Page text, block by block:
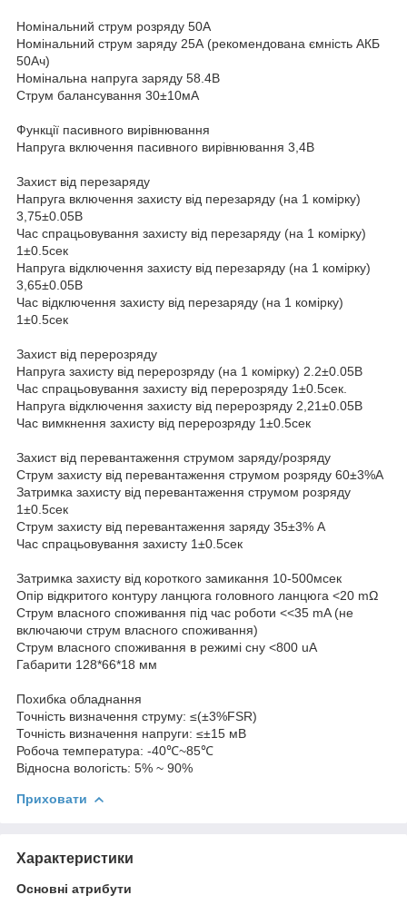
Номінальний струм розряду 50А
Номінальний струм заряду 25А (рекомендована ємність АКБ
50Ач)
Номінальна напруга заряду 58.4В
Струм балансування 30±10мА
Функції пасивного вирівнювання
Напруга включення пасивного вирівнювання 3,4В
Захист від перезаряду
Напруга включення захисту від перезаряду (на 1 комірку)
3,75±0.05В
Час спрацьовування захисту від перезаряду (на 1 комірку)
1±0.5сек
Напруга відключення захисту від перезаряду (на 1 комірку)
3,65±0.05В
Час відключення захисту від перезаряду (на 1 комірку)
1±0.5сек
Захист від перерозряду
Напруга захисту від перерозряду (на 1 комірку) 2.2±0.05В
Час спрацьовування захисту від перерозряду 1±0.5сек.
Напруга відключення захисту від перерозряду 2,21±0.05В
Час вимкнення захисту від перерозряду 1±0.5сек
Захист від перевантаження струмом заряду/розряду
Струм захисту від перевантаження струмом розряду 60±3%А
Затримка захисту від перевантаження струмом розряду
1±0.5сек
Струм захисту від перевантаження заряду 35±3% А
Час спрацьовування захисту 1±0.5сек
Затримка захисту від короткого замикання 10-500мсек
Опір відкритого контуру ланцюга головного ланцюга <20 mΩ
Струм власного споживання під час роботи <<35 mA (не
включаючи струм власного споживання)
Струм власного споживання в режимі сну <800 uA
Габарити 128*66*18 мм
Похибка обладнання
Точність визначення струму: ≤(±3%FSR)
Точність визначення напруги: ≤±15 мВ
Робоча температура: -40℃~85℃
Відносна вологість: 5% ~ 90%
Приховати
Характеристики
Основні атрибути